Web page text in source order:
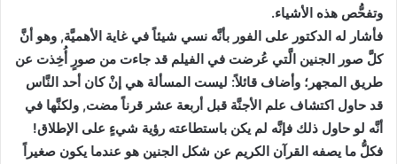
وتفحُّص هذه الأشياء.
فأشار له الدكتور على الفور بأنَّه نسي شيئاً في غاية الأهميَّة, وهو أنَّ
كلَّ صور الجنين الَّتي عُرضت في الفيلم قد جاءت من صورٍ أُخِذت عن
طريق المجهر؛ وأضاف قائلاً: ليست المسألة هي إنْ كان أحد النَّاس
قد حاول اكتشاف علم الأجنَّة قبل أربعة عشر قرناً مضت, ولكنَّها في
أنَّه لو حاول ذلك فإنَّه لم يكن باستطاعته رؤية شيءٍ على الإطلاق!
فكلُّ ما يصفه القرآن الكريم عن شكل الجنين هو عندما يكون صغيراً